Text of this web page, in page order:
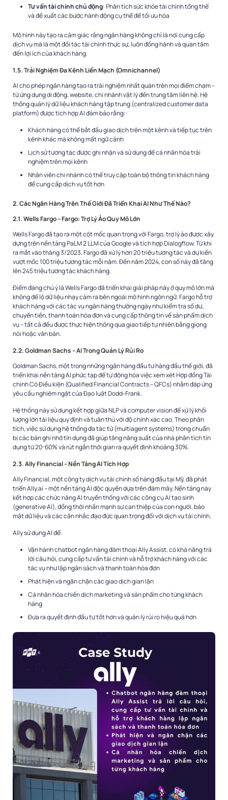
Tư vấn tài chính chủ động: Phân tích sức khỏe tài chính tổng thể
và đề xuất các bước hành động cụ thể để tối ưu hóa
Mô hình này tạo ra cảm giác rằng ngân hàng không chỉ là nơi cung cấp
dịch vụ mà là một đối tác tài chính thực sự, luôn đồng hành và quan tâm
đến lợi ích của khách hàng.
1.5. Trải Nghiệm Đa Kênh Liền Mạch (Omnichannel)
AI cho phép ngân hàng tạo ra trải nghiệm nhất quán trên mọi điểm chạm –
từ ứng dụng di động, website, chi nhánh vật lý đến trung tâm liên hệ. Hệ
thống quản lý dữ liệu khách hàng tập trung (centralized customer data
platform) được tích hợp AI đảm bảo rằng:
Khách hàng có thể bắt đầu giao dịch trên một kênh và tiếp tục trên
kênh khác mà không mất ngữ cảnh
Lịch sử tương tác được ghi nhận và sử dụng để cá nhân hóa trải
nghiệm trên mọi kênh
Nhân viên chi nhánh có thể truy cập toàn bộ thông tin khách hàng
để cung cấp dịch vụ tốt hơn
2. Các Ngân Hàng Trên Thế Giới Đã Triển Khai AI Như Thế Nào?
2.1. Wells Fargo – Fargo: Trợ Lý Ảo Quy Mô Lớn
Wells Fargo đã tạo ra một cột mốc quan trọng với Fargo, trợ lý ảo được xây
dựng trên nền tảng PaLM 2 LLM của Google và tích hợp Dialogflow. Từ khi
ra mắt vào tháng 3/2023, Fargo đã xử lý hơn 20 triệu tương tác và dự kiến
vượt mốc 100 triệu tương tác mỗi năm. Đến năm 2024, con số này đã tăng
lên 245 triệu tương tác khách hàng.
Điểm đáng chú ý là Wells Fargo đã triển khai giải pháp này ở quy mô lớn mà
không để lộ dữ liệu nhạy cảm ra bên ngoài mô hình ngôn ngữ. Fargo hỗ trợ
khách hàng với các tác vụ ngân hàng thường ngày như kiểm tra số dư,
chuyển tiền, thanh toán hóa đơn và cung cấp thông tin về sản phẩm dịch
vụ – tất cả đều được thực hiện thông qua giao tiếp tự nhiên bằng giọng
nói hoặc văn bản.
2.2. Goldman Sachs – AI Trong Quản Lý Rủi Ro
Goldman Sachs, một trong những ngân hàng đầu tư hàng đầu thế giới, đã
triển khai nền tảng AI phức tạp để tự động hóa việc xem xét Hợp đồng Tài
chính Có Điều kiện (Qualified Financial Contracts – QFCs) nhằm đáp ứng
yêu cầu nghiêm ngặt của Đạo luật Dodd-Frank.
Hệ thống này sử dụng kết hợp giữa NLP và computer vision để xử lý khối
lượng lớn tài liệu quy định và tuân thủ với độ chính xác cao. Theo phân
tích, việc sử dụng hệ thống đa tác tử (multiagent systems) trong chuẩn
bị các bản ghi nhớ tín dụng đã giúp tăng năng suất của nhà phân tích tín
dụng từ 20-60% và rút ngắn thời gian ra quyết định khoảng 30%.
2.3. Ally Financial – Nền Tảng AI Tích Hợp
Ally Financial, một công ty dịch vụ tài chính số hàng đầu tại Mỹ, đã phát
triển Ally.ai – một nền tảng AI độc quyền dựa trên đám mây. Nền tảng này
kết hợp các chức năng AI truyền thống với các công cụ AI tạo sinh
(generative AI), đồng thời nhấn mạnh sự can thiệp của con người, bảo
mật dữ liệu và các cân nhắc đạo đức quan trọng đối với dịch vụ tài chính.
Ally sử dụng AI để:
Vận hành chatbot ngân hàng đàm thoại Ally Assist, có khả năng trả
lời câu hỏi, cung cấp tư vấn tài chính và hỗ trợ khách hàng với các
tác vụ như lập ngân sách và thanh toán hóa đơn
Phát hiện và ngăn chặn các giao dịch gian lận
Cá nhân hóa chiến dịch marketing và sản phẩm cho từng khách
hàng
Đưa ra quyết định đầu tư tốt hơn và quản lý rủi ro hiệu quả hơn